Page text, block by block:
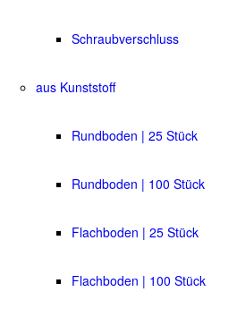
Schraubverschluss
aus Kunststoff
Rundboden | 25 Stück
Rundboden | 100 Stück
Flachboden | 25 Stück
Flachboden | 100 Stück